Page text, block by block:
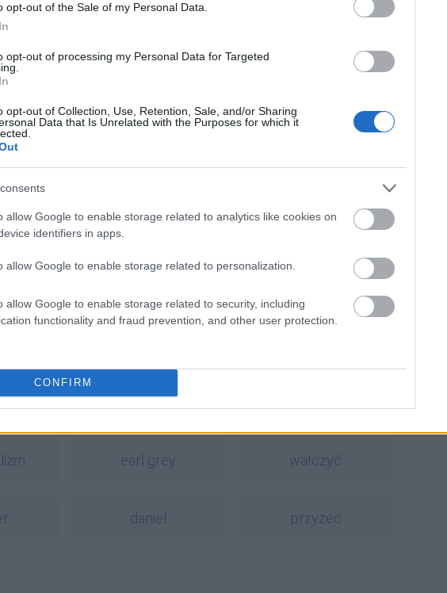
opt-out of the Sale of my Personal Data.
opt-out of processing my Personal Data for Targeted
opt-out of Collection, Use, Retention, Sale, and/or Sharing
Data that Is Unrelated with the Purposes for which it
allow Google to enable storage related to analytics like cookies on
identifiers in apps.
allow Google to enable storage related to personalization.
allow Google to enable storage related to security, including
functionality and fraud prevention, and other user protection.
CONFIRM
Brakuje czegoś w haśle?
abonenci Dobrego słownika.
ich udają?
czy czasownik szybować?
earl grey wałczyć
daniel przyżec